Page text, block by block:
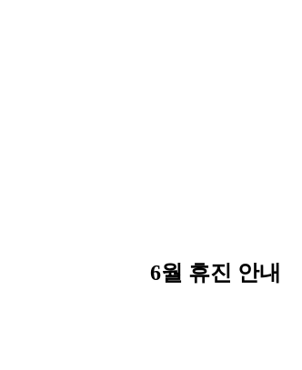
6월 휴진 안내